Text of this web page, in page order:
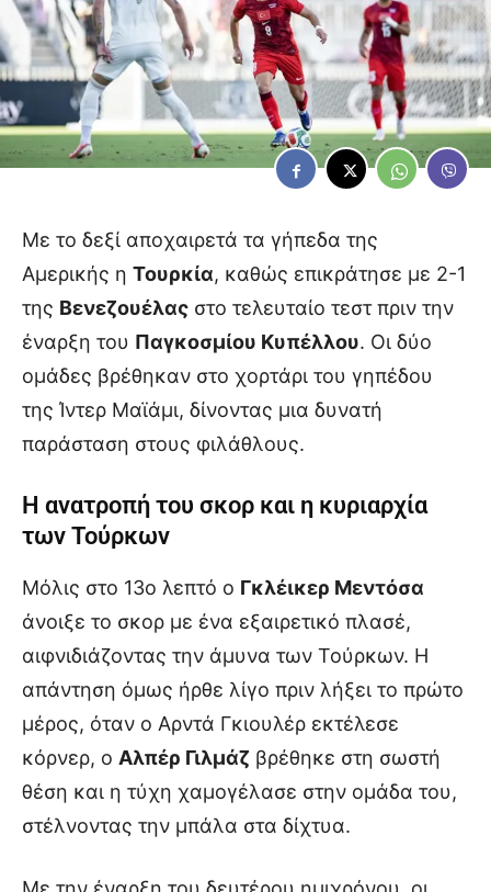
Με το δεξί αποχαιρετά τα γήπεδα της
Αμερικής η Τουρκία, καθώς επικράτησε με 2-1
της Βενεζουέλας στο τελευταίο τεστ πριν την
έναρξη του Παγκοσμίου Κυπέλλου. Οι δύο
ομάδες βρέθηκαν στο χορτάρι του γηπέδου
της Ίντερ Μαϊάμι, δίνοντας μια δυνατή
παράσταση στους φιλάθλους.
Η ανατροπή του σκορ και η κυριαρχία
των Τούρκων
Μόλις στο 13ο λεπτό ο Γκλέικερ Μεντόσα
άνοιξε το σκορ με ένα εξαιρετικό πλασέ,
αιφνιδιάζοντας την άμυνα των Τούρκων. Η
απάντηση όμως ήρθε λίγο πριν λήξει το πρώτο
μέρος, όταν ο Αρντά Γκιουλέρ εκτέλεσε
κόρνερ, ο Αλπέρ Γιλμάζ βρέθηκε στη σωστή
θέση και η τύχη χαμογέλασε στην ομάδα του,
στέλνοντας την μπάλα στα δίχτυα.